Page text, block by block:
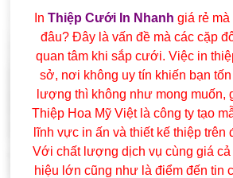
In Thiệp Cưới In Nhanh giá rẻ
đâu? Đây là vấn đề mà các cặp
quan tâm khi sắp cưới. Việc in
sở, nơi không uy tín khiến bạn
lượng thì không như mong muốn,
Thiệp Hoa Mỹ Việt là công ty tạo
lĩnh vực in ấn và thiết kế thiệp trên
Với chất lượng dịch vụ cùng giá
hiệu lớn cũng như là điểm đến tin